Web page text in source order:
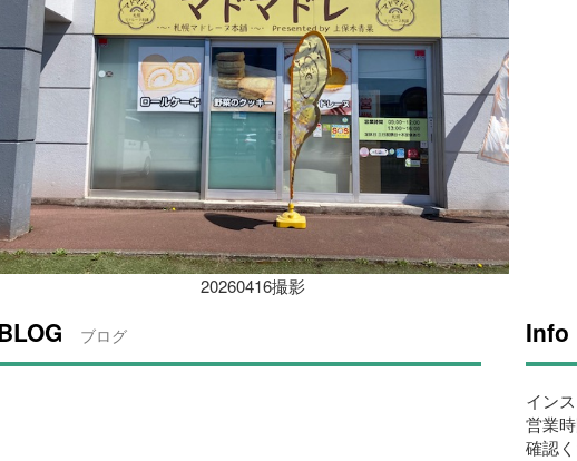
20260416撮影
ブログ Info
イン
営業
確認